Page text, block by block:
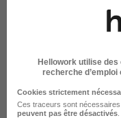
Voir l’offre
Hellowork utilise
recherche
Cookies strictement
Ces traceurs sont
peuvent pas être désactivés